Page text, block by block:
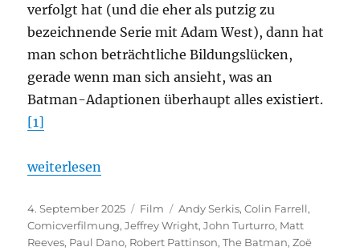
verfolgt hat (und die eher als putzig zu
bezeichnende Serie mit Adam West), dann hat
man schon beträchtliche Bildungslücken,
gerade wenn man sich ansieht, was an
Batman-Adaptionen überhaupt alles existiert.
[1]
„The Batman“
weiterlesen
Veröffentlicht
am
4. September 2025 Kategorien
Film Schlagwörter
Andy Serkis,Colin Farrell,
Comicverfilmung,Jeffrey Wright,John Turturro, Matt
Reeves, Paul Dano, Robert Pattinson,The Batman,Zoë